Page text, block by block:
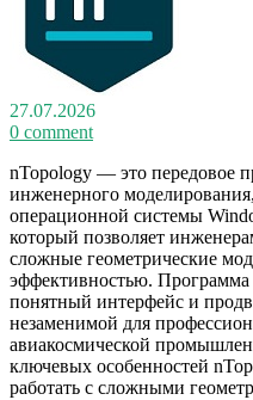
27.07.2026
0 comment
nTopology — это передовое
инженерного
операционной системы
который позволяет
сложные геометрические
эффективностью. Программа
понятный интерфейс и
незаменимой для
авиакосмической
ключевых особенностей
работать с сложными